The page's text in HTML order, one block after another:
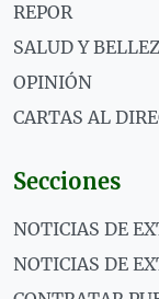
REPOR
SALUD Y
OPINIÓN
CARTAS AL
Secciones
NOTICIAS DE
NOTICIAS DE